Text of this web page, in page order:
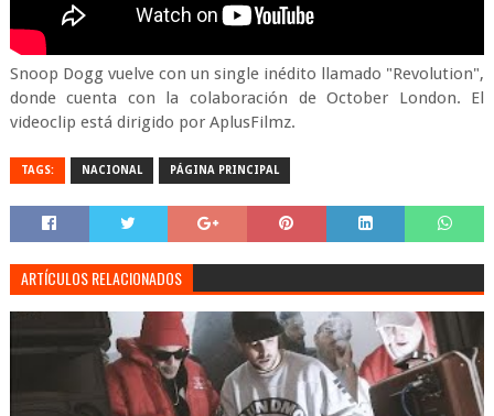
Snoop Dogg vuelve con un single inédito llamado "Revolution",
donde cuenta con la colaboración de October London. El
videoclip está dirigido por AplusFilmz.
TAGS: NACIONAL PÁGINA PRINCIPAL
ARTÍCULOS RELACIONADOS